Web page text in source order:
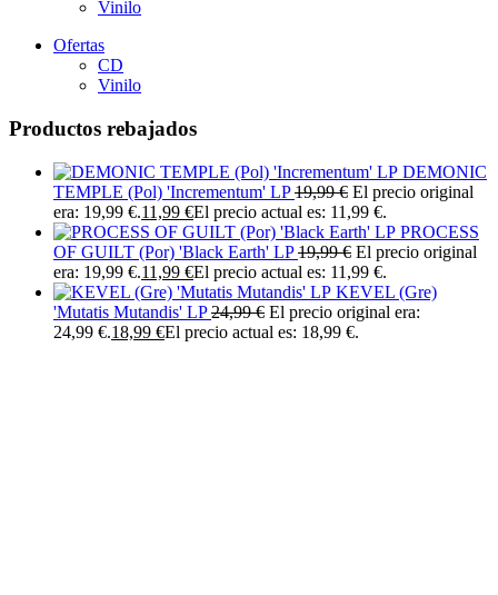
Vinilo
Ofertas
CD
Vinilo
Productos rebajados
DEMONIC
TEMPLE (Pol) 'Incrementum' LP 19,99€ El precio original
era: 19,99 €.11,99 €El precio actual es: 11,99 €.
PROCESS
OF GUILT (Por) 'Black Earth' LP 19,99€ El precio original
era: 19,99 €.11,99 €El precio actual es: 11,99 €.
KEVEL (Gre)
'Mutatis Mutandis' LP 24,99€ El precio original era:
24,99 €.18,99 €El precio actual es: 18,99 €.